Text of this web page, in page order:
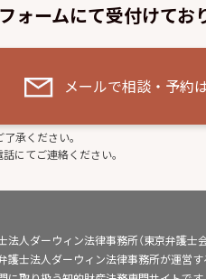
ォームにて受付けてお
メールで相談・予約
承ください。
にてご連絡ください。
士法人ダーウィン法律事務所（東京弁護士
護士法人ダーウィン法律事務所が運営